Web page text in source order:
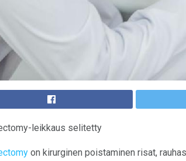
leikkaus selitetty
on kirurginen poistaminen risat,